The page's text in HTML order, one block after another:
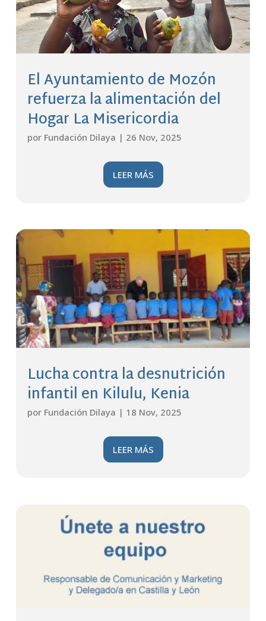
El Ayuntamiento de Mozón
refuerza la alimentación del
Hogar La Misericordia
por Fundación Dilaya | 26 Nov, 2025
LEER MÁS
Lucha contra la desnutrición
infantil en Kilulu, Kenia
por Fundación Dilaya | 18 Nov, 2025
LEER MÁS